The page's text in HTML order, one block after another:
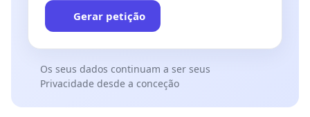
Gerar petição
Os seus dados continuam a ser seus
Privacidade desde a conceção